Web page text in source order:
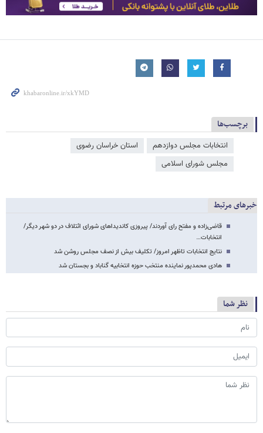
برچسب‌ها
انتخابات مجلس دوازدهم
استان خراسان رضوی
مجلس شورای اسلامی
خبرهای مرتبط
قاضی‌زاده و مفتح رای آوردند/ پیروزی کاندیداهای شورای ائتلاف در دو شهر دیگر/
انتخابات…
نتایج انتخابات تاظهر امروز/ تکلیف بیش از نصف مجلس روشن شد
هادی محمدپور نماینده منتخب حوزه انتخابیه گناباد و بجستان شد
نظر شما